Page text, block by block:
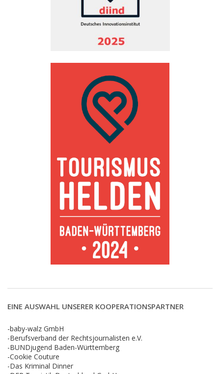
EINE AUSWAHL UNSERER KOOPERATIONSPARTNER
-baby-walz GmbH
-Berufsverband der Rechtsjournalisten e.V.
-BUNDjugend Baden-Württemberg
-Cookie Couture
-Das Kriminal Dinner